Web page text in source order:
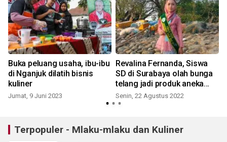
Buka peluang usaha, ibu-ibu
di Nganjuk dilatih bisnis
kuliner
Jumat, 9 Juni 2023
Revalina Fernanda, Siswa
SD di Surabaya olah bunga
telang jadi produk aneka
makanan
Senin, 22 Agustus 2022
Terpopuler - Mlaku-mlaku dan Kuliner